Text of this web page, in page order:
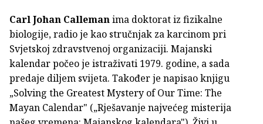
Carl Johan Callemanima doktorat iz fizikalne
biologije, radio je kao stručnjak za karcinom pri
Svjetskoj zdravstvenoj organizaciji. Majanski
kalendar počeo je istraživati 1979. godine, a sada
predaje diljem svijeta. Također je napisao knjigu
„Solving the Greatest Mystery of Our Time: The
Mayan Calendar" („Rješavanje najvećeg misterija